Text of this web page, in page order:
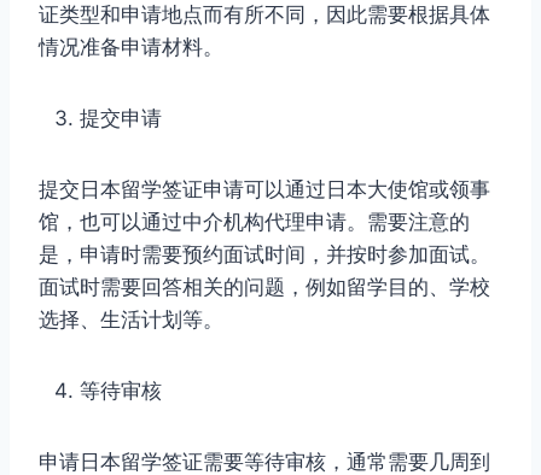
证类型和申请地点而有所不同，因此需要根据具体
情况准备申请材料。
提交申请
提交日本留学签证申请可以通过日本大使馆或领事
馆，也可以通过中介机构代理申请。需要注意的
是，申请时需要预约面试时间，并按时参加面试。
面试时需要回答相关的问题，例如留学目的、学校
选择、生活计划等。
等待审核
申请日本留学签证需要等待审核，通常需要几周到